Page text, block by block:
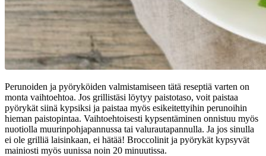
Perunoiden ja pyöryköiden valmistamiseen tätä reseptiä varten on
monta vaihtoehtoa. Jos grillistäsi löytyy paistotaso, voit paistaa
pyörykät siinä kypsiksi ja paistaa myös esikeitettyihin perunoihin
hieman paistopintaa. Vaihtoehtoisesti kypsentäminen onnistuu myös
nuotiolla muurinpohjapannussa tai valurautapannulla. Ja jos sinulla
ei ole grilliä laisinkaan, ei hätää! Broccolinit ja pyörykät kypsyvät
mainiosti myös uunissa noin 20 minuutissa.